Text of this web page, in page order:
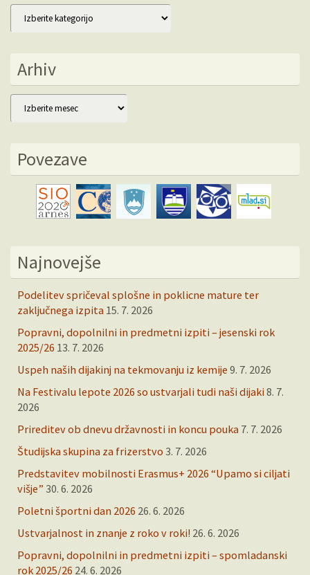
Kategorije
Arhiv
Arhiv
Povezave
Najnovejše
Podelitev spričeval splošne in poklicne mature ter
zaključnega izpita 15. 7. 2026
Popravni, dopolnilni in predmetni izpiti – jesenski rok
2025/26 13. 7. 2026
Uspeh naših dijakinj na tekmovanju iz kemije 9. 7. 2026
Na Festivalu lepote 2026 so ustvarjali tudi naši dijaki 8. 7.
2026
Prireditev ob dnevu državnosti in koncu pouka 7. 7. 2026
Študijska skupina za frizerstvo 3. 7. 2026
Predstavitev mobilnosti Erasmus+ 2026 “Upamo si ciljati
višje” 30. 6. 2026
Poletni športni dan 2026 26. 6. 2026
Ustvarjalnost in znanje z roko v roki! 26. 6. 2026
Popravni, dopolnilni in predmetni izpiti – spomladanski
rok 2025/26 24. 6. 2026